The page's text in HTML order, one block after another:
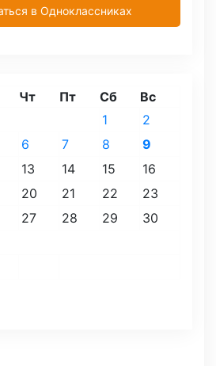
в Одноклассниках
Чт Пт Сб Вс
1
2
6 7 8
9
13 14 15
16
20 21 22
23
27 28 29
30